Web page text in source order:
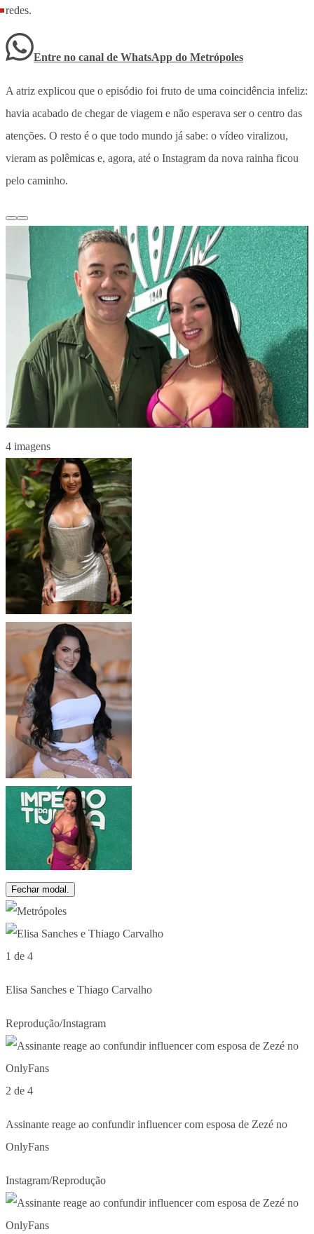
redes.
Entre no canal de WhatsApp do Metrópoles
A atriz explicou que o episódio foi fruto de uma coincidência infeliz:
havia acabado de chegar de viagem e não esperava ser o centro das
atenções. O resto é o que todo mundo já sabe: o vídeo viralizou,
vieram as polêmicas e, agora, até o Instagram da nova rainha ficou
pelo caminho.
4 imagens
Fechar modal.
1 de 4
Elisa Sanches e Thiago Carvalho
Reprodução/Instagram
2 de 4
Assinante reage ao confundir influencer com esposa de Zezé no
OnlyFans
Instagram/Reprodução